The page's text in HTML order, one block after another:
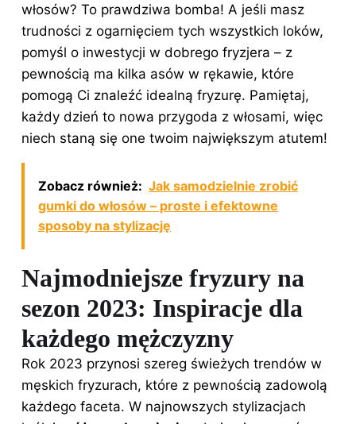
włosów? To prawdziwa bomba! A jeśli masz
trudności z ogarnięciem tych wszystkich loków,
pomyśl o inwestycji w dobrego fryzjera – z
pewnością ma kilka asów w rękawie, które
pomogą Ci znaleźć idealną fryzurę. Pamiętaj,
każdy dzień to nowa przygoda z włosami, więc
niech staną się one twoim największym atutem!
Zobacz również: Jak samodzielnie zrobić
gumki do włosów – proste i efektowne
sposoby na stylizację
Najmodniejsze fryzury na
sezon 2023: Inspiracje dla
każdego mężczyzny
Rok 2023 przynosi szereg świeżych trendów w
męskich fryzurach, które z pewnością zadowolą
każdego faceta. W najnowszych stylizacjach